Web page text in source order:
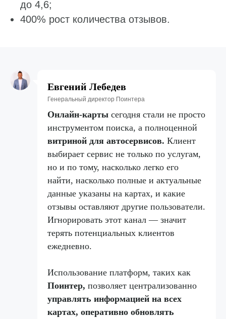
до 4,6;
400% рост количества отзывов.
Евгений Лебедев
Генеральный директор Поинтера
Онлайн‑карты сегодня стали не просто
инструментом поиска, а полноценной
витриной для автосервисов. Клиент
выбирает сервис не только по услугам,
но и по тому, насколько легко его
найти, насколько полные и актуальные
данные указаны на картах, и какие
отзывы оставляют другие пользователи.
Игнорировать этот канал — значит
терять потенциальных клиентов
ежедневно.
Использование платформ, таких как
Поинтер, позволяет централизованно
управлять информацией на всех
картах, оперативно обновлять